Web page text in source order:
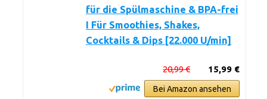
für die Spülmaschine & BPA-frei
I Für Smoothies, Shakes,
Cocktails & Dips [22.000 U/min]
15,99 €
20,99 €
Bei Amazon ansehen